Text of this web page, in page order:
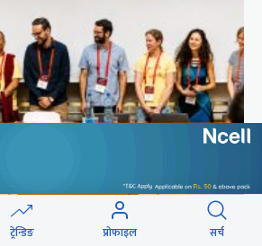
आवरणमा तिब्बत पक्षीय भाष्य
ट्रेन्डिङ प्रोफाइल सर्च